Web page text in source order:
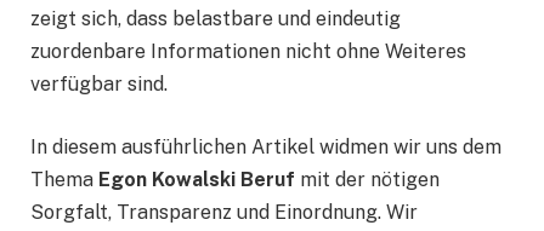
zeigt sich, dass belastbare und eindeutig
zuordenbare Informationen nicht ohne Weiteres
verfügbar sind.
In diesem ausführlichen Artikel widmen wir uns dem
Thema Egon Kowalski Beruf mit der nötigen
Sorgfalt, Transparenz und Einordnung. Wir